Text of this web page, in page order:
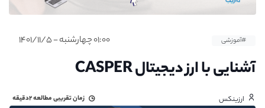
#آموزشی ۰۱:۰۰ چهارشنبه - ۱۴۰۱/۱۱/۵
آشنایی با ارز دیجیتال CASPER
ارزینکس زمان تقریبی مطالعه۲دقیقه